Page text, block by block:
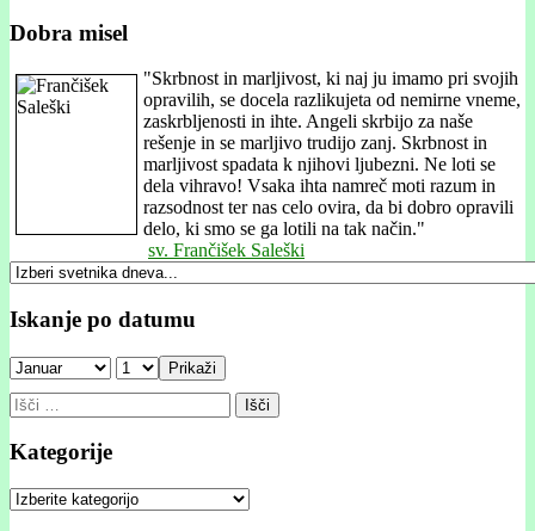
Dobra misel
"Skrbnost in marljivost, ki naj ju imamo pri svojih
opravilih, se docela razlikujeta od nemirne vneme,
zaskrbljenosti in ihte. Angeli skrbijo za naše
rešenje in se marljivo trudijo zanj. Skrbnost in
marljivost spadata k njihovi ljubezni. Ne loti se
dela vihravo! Vsaka ihta namreč moti razum in
razsodnost ter nas celo ovira, da bi dobro opravili
delo, ki smo se ga lotili na tak način."
sv. Frančišek Saleški
Iskanje po datumu
Prikaži
Išči:
Kategorije
Kategorije